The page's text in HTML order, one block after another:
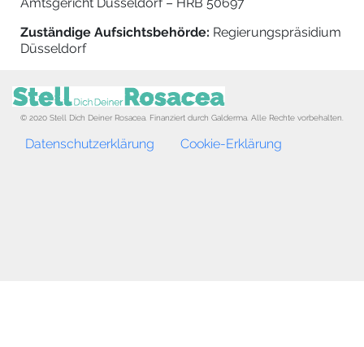
Zuständige Aufsichtsbehörde: Regierungspräsidium
Düsseldorf
© 2020 Stell Dich Deiner Rosacea. Finanziert durch Galderma. Alle Rechte vorbehalten.
Footer menu
Datenschutzerklärung Cookie-Erklärung